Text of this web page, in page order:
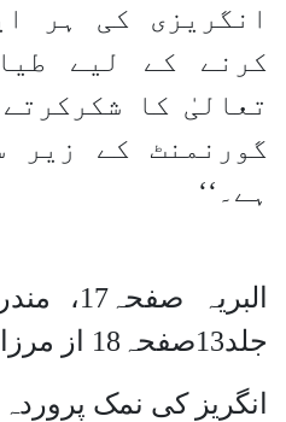
انگریزی کی ہر
کرنے کے لیے
تعالیٰ کا
گورنمنٹ کے زیر
ہے۔‘‘
البریہ
جلد13صفحہ18 از مرزا قادیانی)
انگریز کی نمک